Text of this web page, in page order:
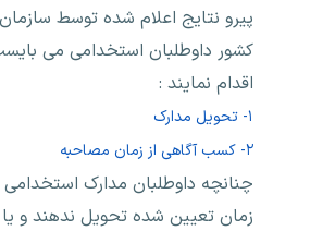
پیرو نتایج اعلام شده توسط
کشور داوطلبان استخدامی می
اقدام نمایند :
۱- تحویل مدارک
۲- کسب آگاهی از زمان مصاحبه
چنانچه داوطلبان مدارک استخدامی
زمان تعیین شده تحویل ندهند و یا